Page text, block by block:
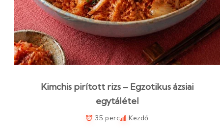
Kimchis pirított rizs – Egzotikus ázsiai
egytálétel
35 perc Kezdő